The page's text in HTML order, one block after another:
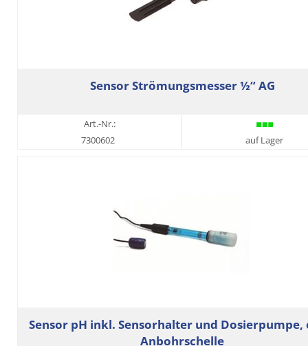
Sensor Strömungsmesser ½“ AG
Art.-Nr.:
7300602
auf Lager
Sensor pH inkl. Sensorhalter und Dosierpumpe,
Anbohrschelle